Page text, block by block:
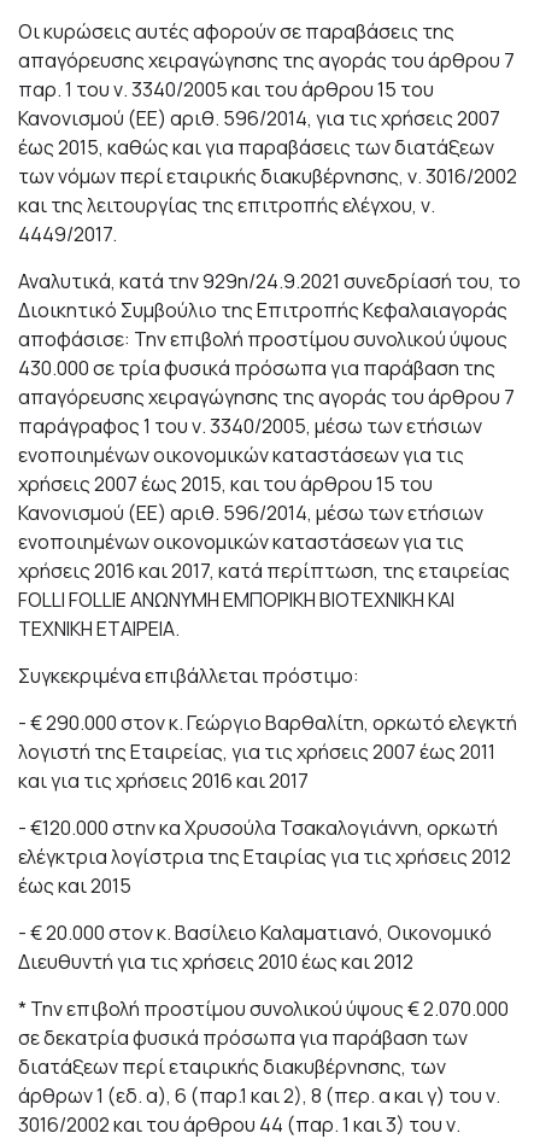
Οι κυρώσεις αυτές αφορούν σε παραβάσεις της
απαγόρευσης χειραγώγησης της αγοράς του άρθρου 7
παρ. 1 του ν. 3340/2005 και του άρθρου 15 του
Κανονισμού (ΕΕ) αριθ. 596/2014, για τις χρήσεις 2007
έως 2015, καθώς και για παραβάσεις των διατάξεων
των νόμων περί εταιρικής διακυβέρνησης, ν. 3016/2002
και της λειτουργίας της επιτροπής ελέγχου, ν.
4449/2017.
Αναλυτικά, κατά την 929η/24.9.2021 συνεδρίασή του, το
Διοικητικό Συμβούλιο της Επιτροπής Κεφαλαιαγοράς
αποφάσισε: Την επιβολή προστίμου συνολικού ύψους
430.000 σε τρία φυσικά πρόσωπα για παράβαση της
απαγόρευσης χειραγώγησης της αγοράς του άρθρου 7
παράγραφος 1 του ν. 3340/2005, μέσω των ετήσιων
ενοποιημένων οικονομικών καταστάσεων για τις
χρήσεις 2007 έως 2015, και του άρθρου 15 του
Κανονισμού (ΕΕ) αριθ. 596/2014, μέσω των ετήσιων
ενοποιημένων οικονομικών καταστάσεων για τις
χρήσεις 2016 και 2017, κατά περίπτωση, της εταιρείας
FOLLI FOLLIE ΑΝΩΝΥΜΗ ΕΜΠΟΡΙΚΗ ΒΙΟΤΕΧΝΙΚΗ ΚΑΙ
ΤΕΧΝΙΚΗ ΕΤΑΙΡΕΙΑ.
Συγκεκριμένα επιβάλλεται πρόστιμο:
- € 290.000 στον κ. Γεώργιο Βαρθαλίτη, ορκωτό ελεγκτή
λογιστή της Εταιρείας, για τις χρήσεις 2007 έως 2011
και για τις χρήσεις 2016 και 2017
- €120.000 στην κα Χρυσούλα Τσακαλογιάννη, ορκωτή
ελέγκτρια λογίστρια της Εταιρίας για τις χρήσεις 2012
έως και 2015
- € 20.000 στον κ. Βασίλειο Καλαματιανό, Οικονομικό
Διευθυντή για τις χρήσεις 2010 έως και 2012
* Την επιβολή προστίμου συνολικού ύψους € 2.070.000
σε δεκατρία φυσικά πρόσωπα για παράβαση των
διατάξεων περί εταιρικής διακυβέρνησης, των
άρθρων 1 (εδ. α), 6 (παρ.1 και 2), 8 (περ. α και γ) του ν.
3016/2002 και του άρθρου 44 (παρ. 1 και 3) του ν.